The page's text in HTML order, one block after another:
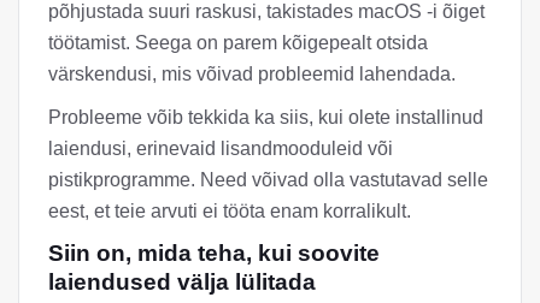
põhjustada suuri raskusi, takistades macOS -i õiget
töötamist. Seega on parem kõigepealt otsida
värskendusi, mis võivad probleemid lahendada.
Probleeme võib tekkida ka siis, kui olete installinud
laiendusi, erinevaid lisandmooduleid või
pistikprogramme. Need võivad olla vastutavad selle
eest, et teie arvuti ei tööta enam korralikult.
Siin on, mida teha, kui soovite
laiendused välja lülitada